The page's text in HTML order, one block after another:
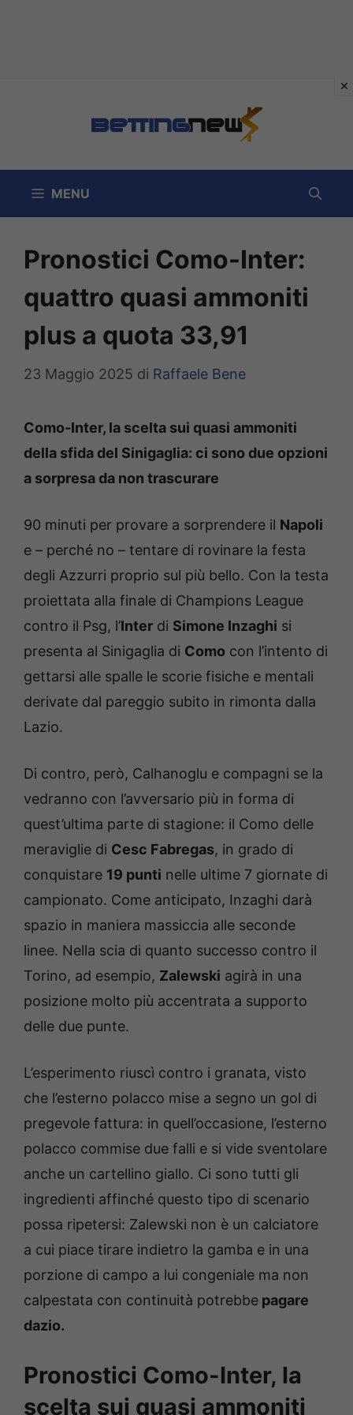
MENU
Pronostici Como-Inter:
quattro quasi ammoniti
plus a quota 33,91
23 Maggio 2025 di Raffaele Bene
Como-Inter, la scelta sui quasi ammoniti
della sfida del Sinigaglia: ci sono due opzioni
a sorpresa da non trascurare
90 minuti per provare a sorprendere il Napoli
e – perché no – tentare di rovinare la festa
degli Azzurri proprio sul più bello. Con la testa
proiettata alla finale di Champions League
contro il Psg, l’Inter di Simone Inzaghi si
presenta al Sinigaglia di Como con l’intento di
gettarsi alle spalle le scorie fisiche e mentali
derivate dal pareggio subito in rimonta dalla
Lazio.
Di contro, però, Calhanoglu e compagni se la
vedranno con l’avversario più in forma di
quest’ultima parte di stagione: il Como delle
meraviglie di Cesc Fabregas, in grado di
conquistare 19 punti nelle ultime 7 giornate di
campionato. Come anticipato, Inzaghi darà
spazio in maniera massiccia alle seconde
linee. Nella scia di quanto successo contro il
Torino, ad esempio, Zalewski agirà in una
posizione molto più accentrata a supporto
delle due punte.
L’esperimento riuscì contro i granata, visto
che l’esterno polacco mise a segno un gol di
pregevole fattura: in quell’occasione, l’esterno
polacco commise due falli e si vide sventolare
anche un cartellino giallo. Ci sono tutti gli
ingredienti affinché questo tipo di scenario
possa ripetersi: Zalewski non è un calciatore
a cui piace tirare indietro la gamba e in una
porzione di campo a lui congeniale ma non
calpestata con continuità potrebbe pagare
dazio.
Pronostici Como-Inter, la
scelta sui quasi ammoniti